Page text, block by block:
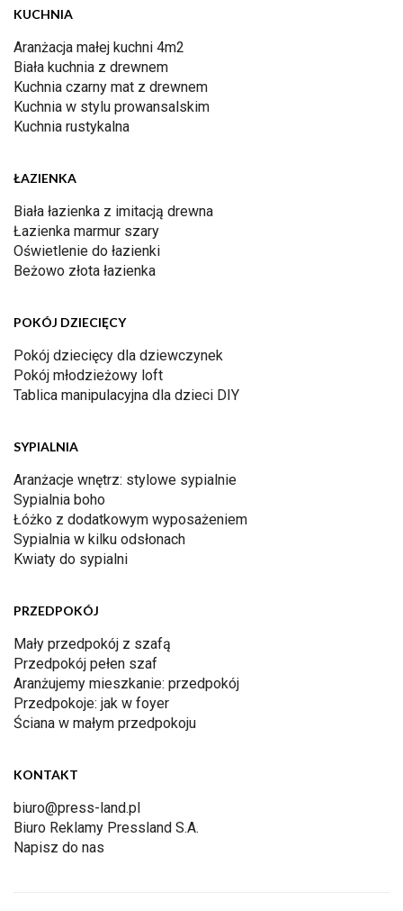
KUCHNIA
Aranżacja małej kuchni 4m2
Biała kuchnia z drewnem
Kuchnia czarny mat z drewnem
Kuchnia w stylu prowansalskim
Kuchnia rustykalna
ŁAZIENKA
Biała łazienka z imitacją drewna
Łazienka marmur szary
Oświetlenie do łazienki
Beżowo złota łazienka
POKÓJ DZIECIĘCY
Pokój dziecięcy dla dziewczynek
Pokój młodzieżowy loft
Tablica manipulacyjna dla dzieci DIY
SYPIALNIA
Aranżacje wnętrz: stylowe sypialnie
Sypialnia boho
Łóżko z dodatkowym wyposażeniem
Sypialnia w kilku odsłonach
Kwiaty do sypialni
PRZEDPOKÓJ
Mały przedpokój z szafą
Przedpokój pełen szaf
Aranżujemy mieszkanie: przedpokój
Przedpokoje: jak w foyer
Ściana w małym przedpokoju
KONTAKT
biuro@press-land.pl
Biuro Reklamy Pressland S.A.
Napisz do nas